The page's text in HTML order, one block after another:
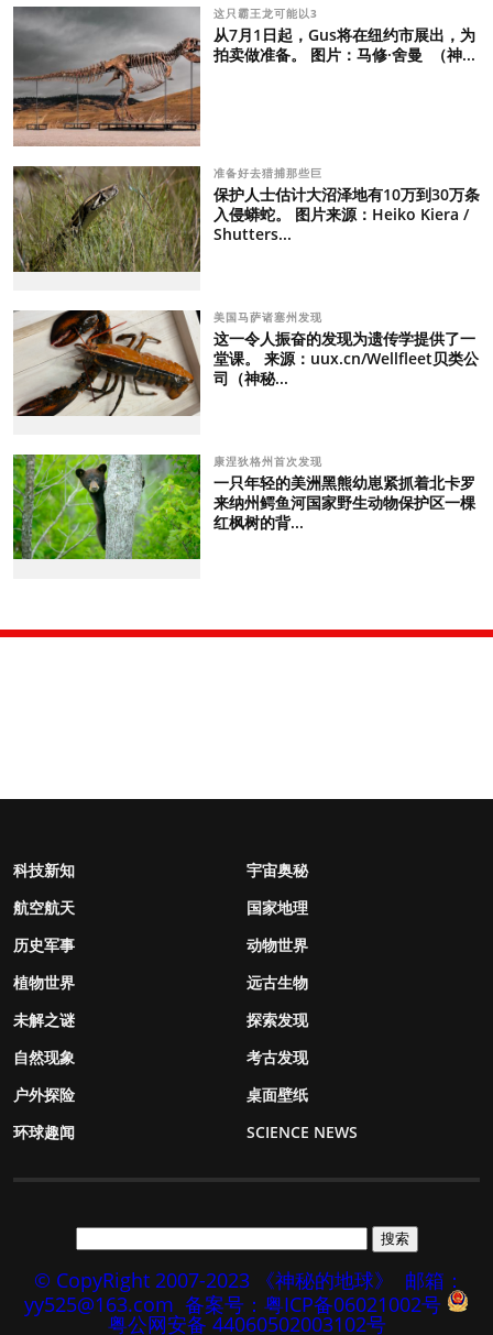
这只霸王龙可能以3
从7月1日起，Gus将在纽约市展出，为
拍卖做准备。 图片：马修·舍曼 （神...
准备好去猎捕那些巨
保护人士估计大沼泽地有10万到30万条
入侵蟒蛇。 图片来源：Heiko Kiera /
Shutters...
美国马萨诸塞州发现
这一令人振奋的发现为遗传学提供了一
堂课。 来源：uux.cn/Wellfleet贝类公
司（神秘...
康涅狄格州首次发现
一只年轻的美洲黑熊幼崽紧抓着北卡罗
来纳州鳄鱼河国家野生动物保护区一棵
红枫树的背...
科技新知
宇宙奥秘
航空航天
国家地理
历史军事
动物世界
植物世界
远古生物
未解之谜
探索发现
自然现象
考古发现
户外探险
桌面壁纸
环球趣闻
SCIENCE NEWS
© CopyRight 2007-2023 《神秘的地球》
邮箱：
yy525@163.com 备案号：粤ICP备06021002号
粤公网安备 44060502003102号